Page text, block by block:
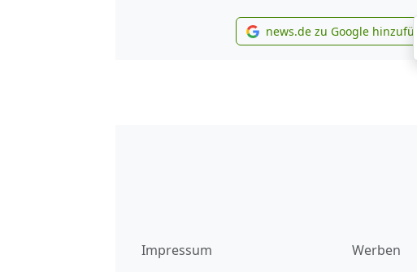
news.de zu
news.de zu Google
Impressum
Werben